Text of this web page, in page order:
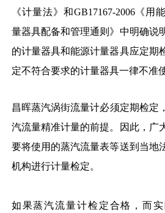
《计量法》和GB17167-2006《用
量器具配备和管理通则》中明确说
的计量器具和能源计量器具应定期
定不符合要求的计量器具一律不准
昌晖蒸汽涡街流量计必须定期检定
汽流量精准计量的前提。因此，广
要将使用的蒸汽流量表等送到当地
机构进行计量检定。
如果蒸汽流量计检定合格，而